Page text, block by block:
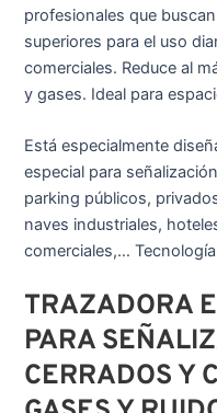
profesionales que
superiores para el uso
comerciales. Reduce al
y gases. Ideal para
Está especialmente
especial para
parking públicos,
naves industriales,
comerciales,…
TRAZADORA
PARA
CERRADOS Y